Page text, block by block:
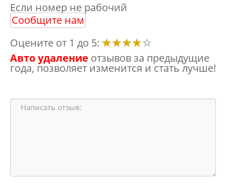
Если номер не рабочий
Сообщите нам
Оцените от 1 до 5:
Авто удаление отзывов за предыдущие
года, позволяет изменится и стать лучше!